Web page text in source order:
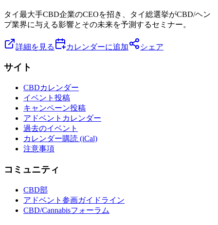
タイ最大手CBD企業のCEOを招き、タイ総選挙がCBD/ヘン
プ業界に与える影響とその未来を予測するセミナー。
詳細を見る カレンダーに追加 シェア
サイト
CBDカレンダー
イベント投稿
キャンペーン投稿
アドベントカレンダー
過去のイベント
カレンダー購読 (iCal)
注意事項
コミュニティ
CBD部
アドベント参画ガイドライン
CBD/Cannabisフォーラム